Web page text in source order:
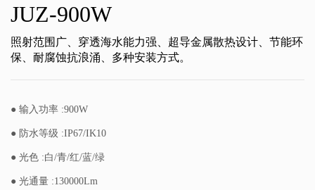
JUZ-900W
照射范围广、穿透海水能力强、超导金属散热设计、节能环
保、耐腐蚀抗浪涌、多种安装方式。
● 输入功率 :900W
● 防水等级 :IP67/IK10
● 光色 :白/青/红/蓝/绿
● 光通量 :130000Lm